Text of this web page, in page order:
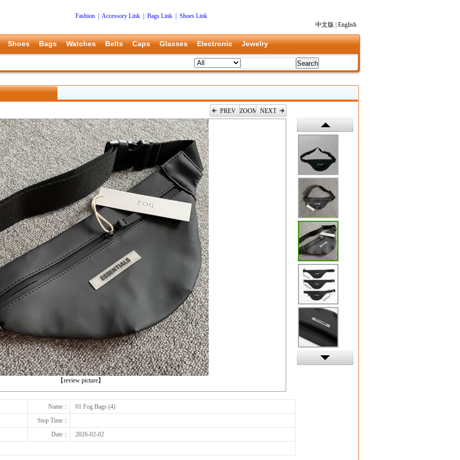
Fashion Accessory Link Bags Link
Shoes Link
中文版
English
Shoes Bags Watches Belts Caps Glasses Electronic Jewelry
PREV ZOOM NEXT
【review picture】
上一张
下一张
Name：
01 Fog Bags (4)
Stop Time：
Date：
2026-02-02